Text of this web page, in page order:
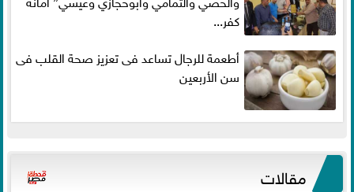
كفر...
أطعمة للرجال تساعد فى تعزيز صحة القلب فى
سن الأربعين
مقالات